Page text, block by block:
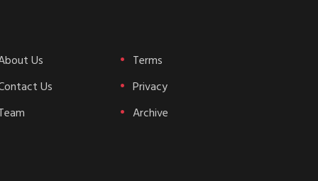
Us
Us
Terms
Privacy
Archive